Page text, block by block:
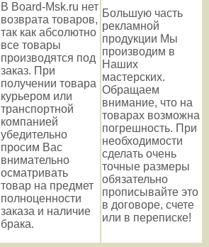
В Board-Msk.ru нет
возврата товаров,
так как абсолютно
все товары
производятся под
заказ. При
получении товара
курьером или
транспортной
компанией
убедительно
просим Вас
внимательно
осматривать
товар на предмет
полноценности
заказа и наличие
брака.
Большую часть
рекламной
продукции Мы
производим в
Наших
мастерских.
Обращаем
внимание, что на
товарах возможна
погрешность. При
необходимости
сделать очень
точные размеры
обязательно
прописывайте это
в договоре, счете
или в переписке!